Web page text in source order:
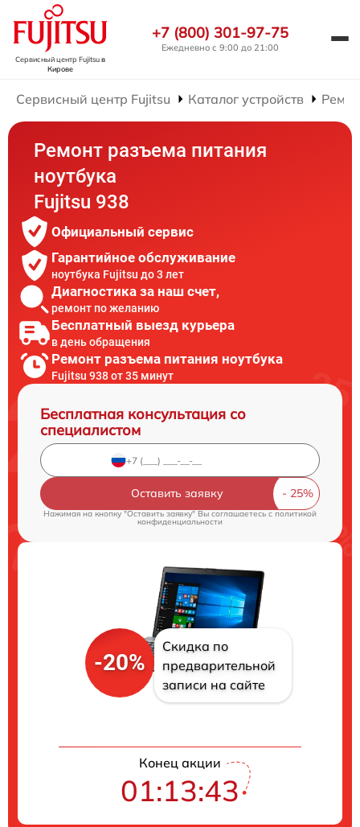
Сервисный центр Fujitsuв
Кирове
+7 (800) 301-97-75
Ежедневно с 9:00 до 21:00
Сервисный центр Fujitsu Каталог устройств
Ремонт разъема питания
ноутбука
Fujitsu 938
Официальный сервис
Гарантийное обслуживание
ноутбука Fujitsu до 3 лет
Диагностика за наш счет,
ремонт по желанию
Бесплатный выезд курьера
в день обращения
Ремонт разъема питания ноутбука
Fujitsu 938 от 35 минут
Бесплатная консультация со
специалистом
Оставить заявку
Нажимая на кнопку "Оставить заявку" Вы соглашаетесь cполитикой
конфиденциальности
-20%
Скидка по
предварительной
записи на сайте
Конец акции
01:13:42